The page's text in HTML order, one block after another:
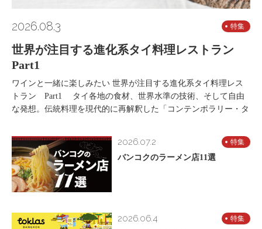
2026.08.3 特集
世界が注目する進化系タイ料理レストラン
Part1
ワインと一緒に楽しみたい 世界が注目する進化系タイ料理レス
トラン Part1 タイ各地の食材、世界水準の技術、そして自由
な発想。伝統料理を現代的に再解釈した「コンテンポラリー・タ
2026.07.2 特集
バンコクのラーメン店11選
2026.06.4 特集